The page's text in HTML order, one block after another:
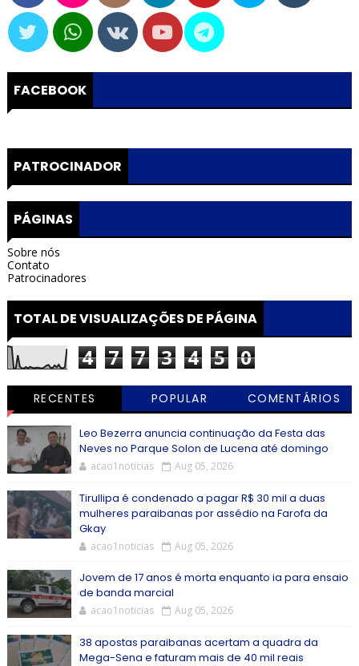
FACEBOOK
PATROCINADOR
PÁGINAS
Sobre nós
Contato
Patrocinadores
TOTAL DE VISUALIZAÇÕES DE PÁGINA
4 7 7 3 4 5 0
RECENTES POPULAR COMENTÁRIOS
Leo Bezerra anuncia continuação da Festa das
Neves no Parque Solon de Lucena até domingo
acao1noticias Aug 05, 2026
Tirullipa é condenado a pagar R$ 30 mil a duas
mulheres paraibanas por assédio na Farofa da
Gkay
acao1noticias Aug 05, 2026
Jovem de 17 anos é morta enquanto ia para ensaio
de banda marcial
acao1noticias Aug 05, 2026
38 apostas paraibanas acertam a quadra da
Mega-Sena e faturam mais de 40 mil reais